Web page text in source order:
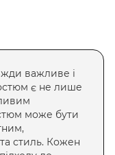
важливе і
є не лише
може бути
стиль. Кожен